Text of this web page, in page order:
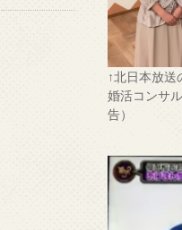
↑北日本放
婚活コンサ
告）